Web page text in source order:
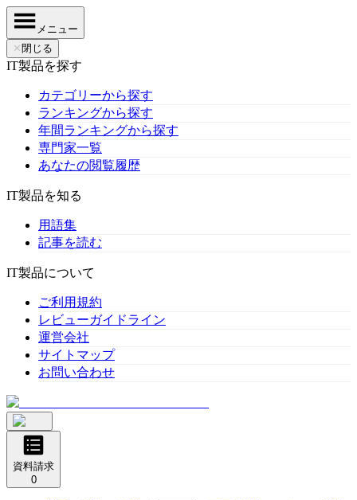
メニュー
✕ 閉じる
IT製品を探す
カテゴリーから探す
ランキングから探す
年間ランキングから探す
専門家一覧
あなたの閲覧履歴
IT製品を知る
用語集
記事を読む
IT製品について
ご利用規約
レビューガイドライン
運営会社
サイトマップ
お問い合わせ
資料請求
0